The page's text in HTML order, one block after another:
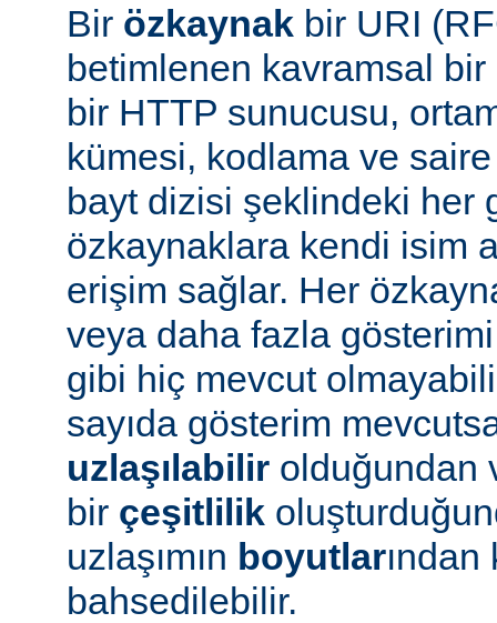
Bir özkaynak bir URI
betimlenen kavramsal
bir HTTP sunucusu,
kümesi, kodlama ve saire
bayt dizisi şeklindeki her
özkaynaklara kendi isim
erişim sağlar. Her
veya daha fazla
gibi hiç mevcut
sayıda gösterim
uzlaşılabilir olduğundan
bir çeşitlilik
uzlaşımın boyutlarından
bahsedilebilir.